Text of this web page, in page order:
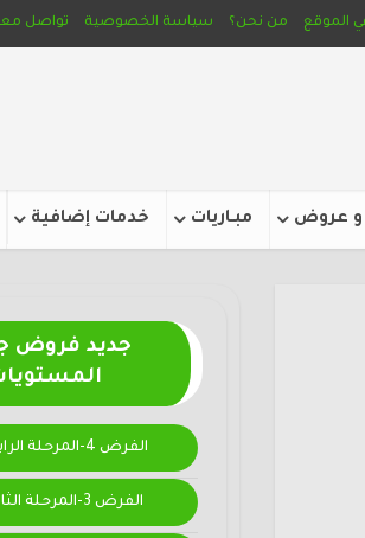
الموقع من نحن؟ سياسة الخصوصية تواصل
و عروض مبـاريات خدمات إضافية
جديد فروض
الفرض 4-المرحلة الرابعة
الفرض 3-المرحلة الثالثة